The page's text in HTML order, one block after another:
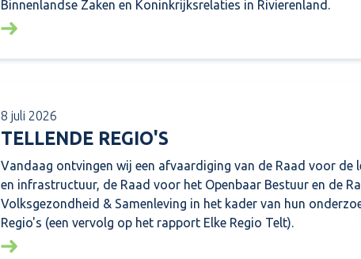
Binnenlandse Zaken en Koninkrijksrelaties in Rivierenland.
Lees meer over: Minister Pieter Heerma (BZK) bezoekt
8 juli 2026
TELLENDE REGIO'S
Vandaag ontvingen wij een afvaardiging van de Raad voor de
en infrastructuur, de Raad voor het Openbaar Bestuur en de
Volksgezondheid & Samenleving in het kader van hun
Regio's (een vervolg op het rapport Elke Regio Telt).
Lees meer over: Tellende regio's